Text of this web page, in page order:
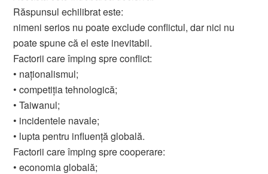
Răspunsul echilibrat este:
nimeni serios nu poate exclude conflictul, dar nici nu
poate spune că el este inevitabil.
Factorii care împing spre conflict:
• naționalismul;
• competiția tehnologică;
• Taiwanul;
• incidentele navale;
• lupta pentru influență globală.
Factorii care împing spre cooperare:
• economia globală;